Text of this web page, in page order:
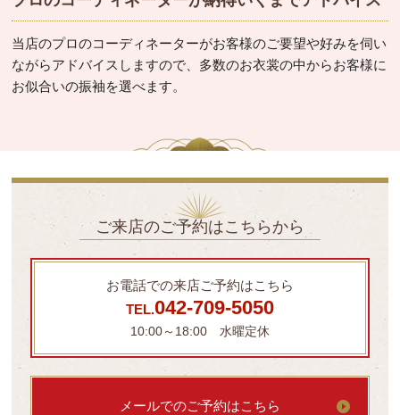
当店のプロのコーディネーターがお客様のご要望や好みを伺い
ながらアドバイスしますので、多数のお衣裳の中からお客様に
お似合いの振袖を選べます。
ご来店のご予約はこちらから
お電話での来店ご予約はこちら
TEL.042-709-5050
10:00～18:00 水曜定休
メールでのご予約はこちら